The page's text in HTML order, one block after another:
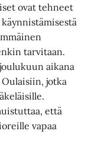
ovat tehneet
tarvitaan.
aikana
Oulaisiin, jotka
että
vapaa